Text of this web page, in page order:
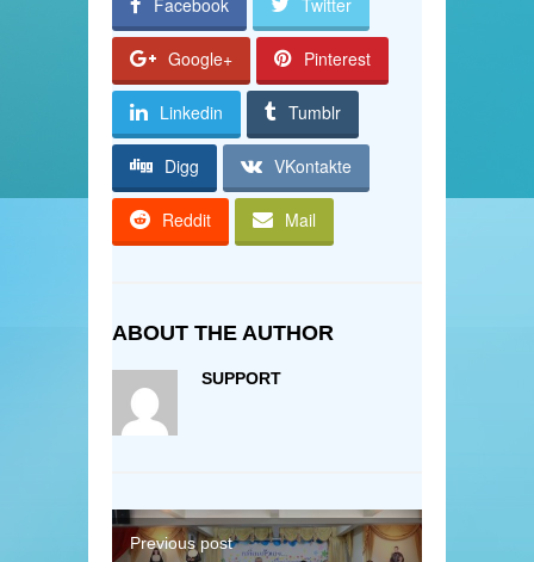
Facebook Twitter
Google+ Pinterest
Linkedin Tumblr
Digg VKontakte
Reddit Mail
ABOUT THE AUTHOR
SUPPORT
Previous post